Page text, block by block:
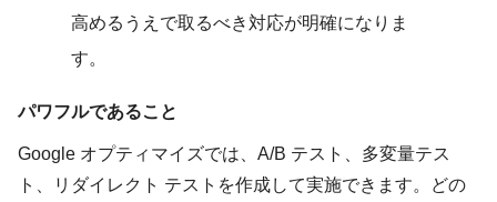
高めるうえで取るべき対応が明確になりま
す。
パワフルであること
Google オプティマイズでは、A/B テスト、多変量テス
ト、リダイレクト テストを作成して実施できます。どの